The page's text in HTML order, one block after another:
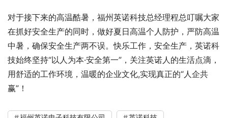
对于接下来的高温酷暑，福州英诺科技总经理程总叮嘱大家
在抓好安全生产的同时，做好夏日高温个人防护，严防高温
中暑，确保安全生产两不误。快乐工作，安全生产，英诺科
技始终坚持“以人为本·安全第一”，关注英诺人的生活点滴，
用舒适的工作环境，温暖的企业文化,实现真正的“人企共
赢”！